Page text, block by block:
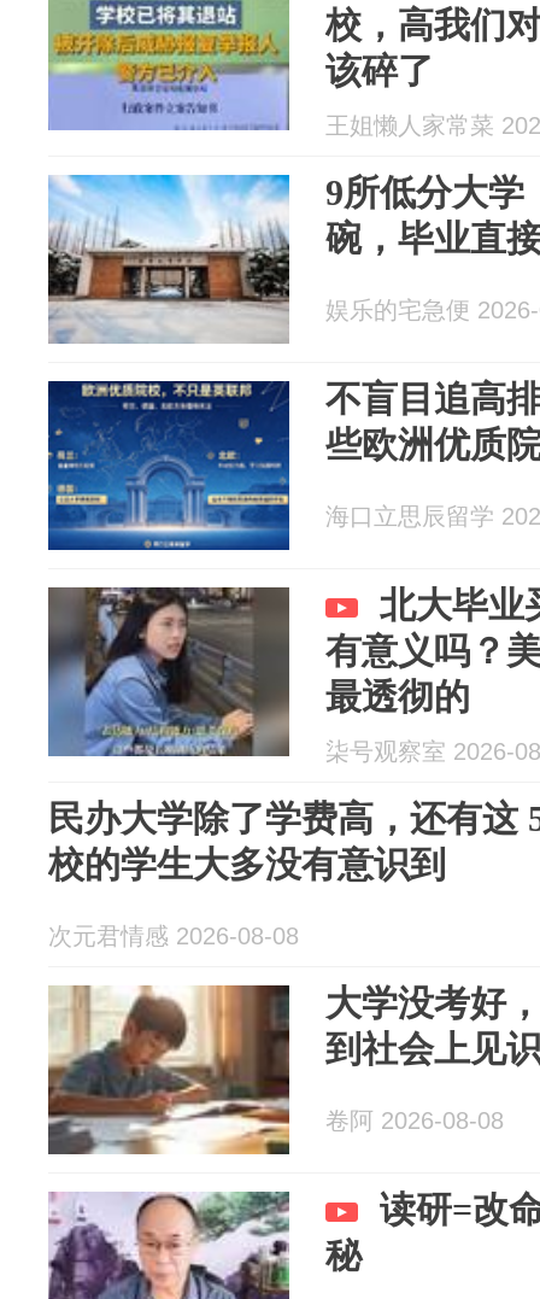
校，高我们
该碎了
王姐懒人家常菜
9所低分大学
碗，毕业直
娱乐的宅急便
不盲目追高
些欧洲优质
海口立思辰留学
北大毕业
有意义吗？
最透彻的
柒号观察室 2026-
民办大学除了学费高，还有这
校的学生大多没有意识到
次元君情感 2026-08-08
大学没考好
到社会上见
卷阿 2026-08-08
读研=改
秘